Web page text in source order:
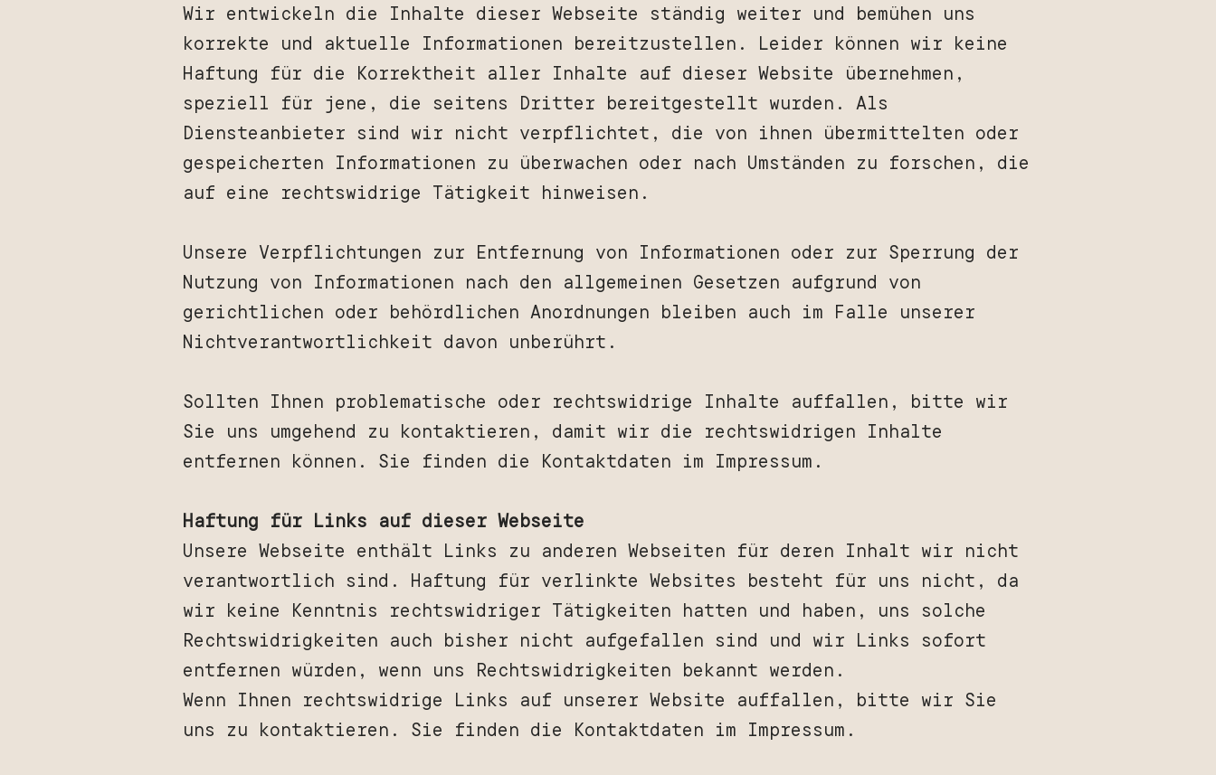
Wir entwickeln die Inhalte dieser Webseite ständig weiter und bemühen uns
korrekte und aktuelle Informationen bereitzustellen. Leider können wir keine
Haftung für die Korrektheit aller Inhalte auf dieser Website übernehmen,
speziell für jene, die seitens Dritter bereitgestellt wurden. Als
Diensteanbieter sind wir nicht verpflichtet, die von ihnen übermittelten oder
gespeicherten Informationen zu überwachen oder nach Umständen zu forschen, die
auf eine rechtswidrige Tätigkeit hinweisen.
Unsere Verpflichtungen zur Entfernung von Informationen oder zur Sperrung der
Nutzung von Informationen nach den allgemeinen Gesetzen aufgrund von
gerichtlichen oder behördlichen Anordnungen bleiben auch im Falle unserer
Nichtverantwortlichkeit davon unberührt.
Sollten Ihnen problematische oder rechtswidrige Inhalte auffallen, bitte wir
Sie uns umgehend zu kontaktieren, damit wir die rechtswidrigen Inhalte
entfernen können. Sie finden die Kontaktdaten im Impressum.
Haftung für Links auf dieser Webseite
Unsere Webseite enthält Links zu anderen Webseiten für deren Inhalt wir nicht
verantwortlich sind. Haftung für verlinkte Websites besteht für uns nicht, da
wir keine Kenntnis rechtswidriger Tätigkeiten hatten und haben, uns solche
Rechtswidrigkeiten auch bisher nicht aufgefallen sind und wir Links sofort
entfernen würden, wenn uns Rechtswidrigkeiten bekannt werden.
Wenn Ihnen rechtswidrige Links auf unserer Website auffallen, bitte wir Sie
uns zu kontaktieren. Sie finden die Kontaktdaten im Impressum.